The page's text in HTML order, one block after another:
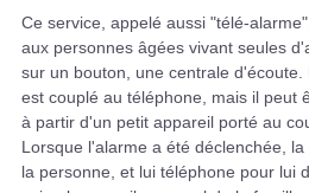
Ce service, appelé aussi "télé-
aux personnes âgées vivant seules
sur un bouton, une centrale
est couplé au téléphone, mais il peut
à partir d'un petit appareil porté au
Lorsque l'alarme a été déclenchée,
la personne, et lui téléphone pour lui